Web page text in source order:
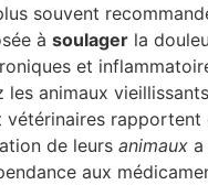
souvent
à soulager la
et
les animaux
rapportent
de leurs animaux a
aux